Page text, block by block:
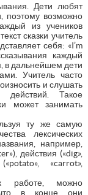
Дети любят
поэтому возможно
из учеников
сказки учитель
себя: «I’m
каждый
в дальнейшем дети
Учитель часто
и слушать
Такое
может занимать
ту же самую
лексических
например,
действия («dig»,
«carrot»,
работе, можно
что в конце они